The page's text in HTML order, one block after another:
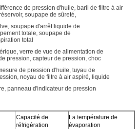
de pression d'huile, baril de filtre à air
soupape de sûreté,
soupape d'arrêt liquide de
totale, soupape de
total
verre de vue de alimentation de
pression, capteur de pression, choc
de pression d'huile, tuyau de
noyau de filtre à air aspiré, liquide
panneau d'indicateur de pression
Capacité de
réfrigération
La température de
évaporation